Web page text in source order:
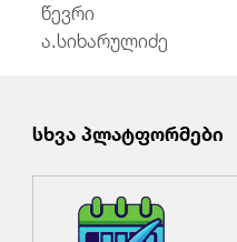
ა.სიხარულიძე
სხვა პლატფორმები